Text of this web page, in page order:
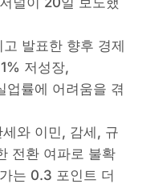
발표한 향후 경제
저성장,
률에 어려움을 겪
와 이민, 감세, 규
전환 여파로 불확
는 0.3 포인트 더